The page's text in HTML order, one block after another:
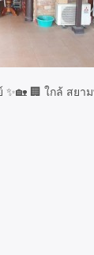
🏢 ใกล้ สยา